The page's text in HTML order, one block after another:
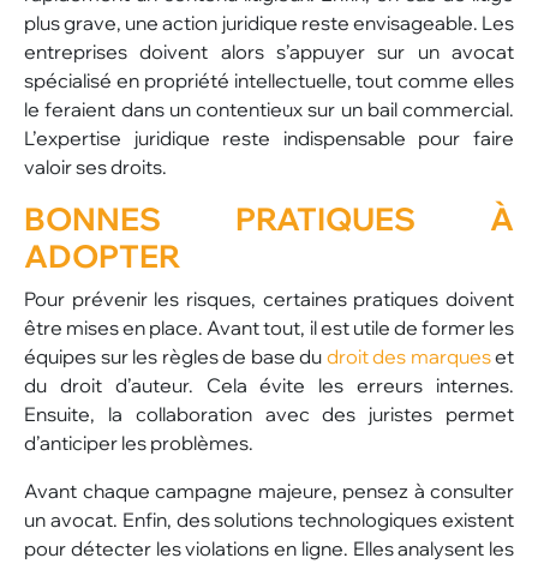
plus grave, une action juridique reste envisageable. Les
entreprises doivent alors s’appuyer sur un avocat
spécialisé en propriété intellectuelle, tout comme elles
le feraient dans un contentieux sur un bail commercial.
L’expertise juridique reste indispensable pour faire
valoir ses droits.
BONNES PRATIQUES À
ADOPTER
Pour prévenir les risques, certaines pratiques doivent
être mises en place. Avant tout, il est utile de former les
équipes sur les règles de base du droit des marqueset
du droit d’auteur. Cela évite les erreurs internes.
Ensuite, la collaboration avec des juristes permet
d’anticiper les problèmes.
Avant chaque campagne majeure, pensez à consulter
un avocat. Enfin, des solutions technologiques existent
pour détecter les violations en ligne. Elles analysent les